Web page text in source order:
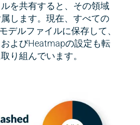
を共有すると、その領域
します。現在、すべての
デルファイルに保存して、
よびHeatmapの設定も転
り組んでいます。